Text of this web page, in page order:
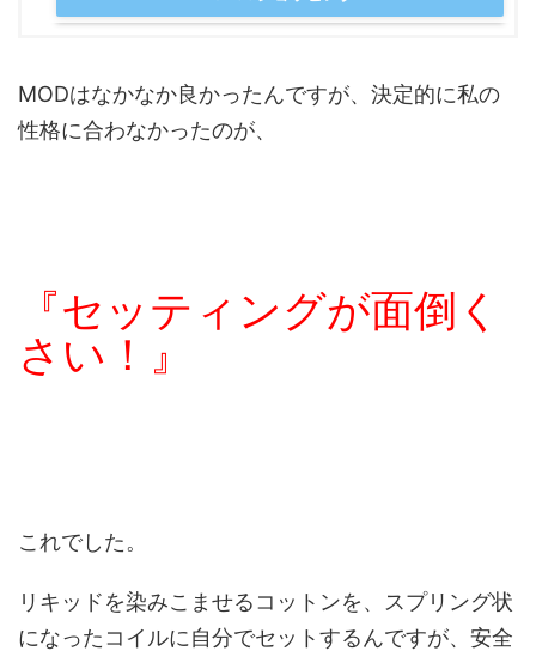
MODはなかなか良かったんですが、決定的に私の
性格に合わなかったのが、
『セッティングが面倒く
さい！』
これでした。
リキッドを染みこませるコットンを、スプリング状
になったコイルに自分でセットするんですが、安全